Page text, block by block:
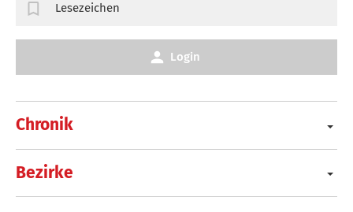
Chronik
Bezirke
Lesezeichen
Login